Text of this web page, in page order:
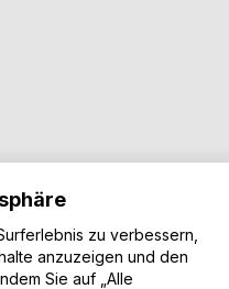
zu verbessern,
anzuzeigen und den
Sie auf „Alle